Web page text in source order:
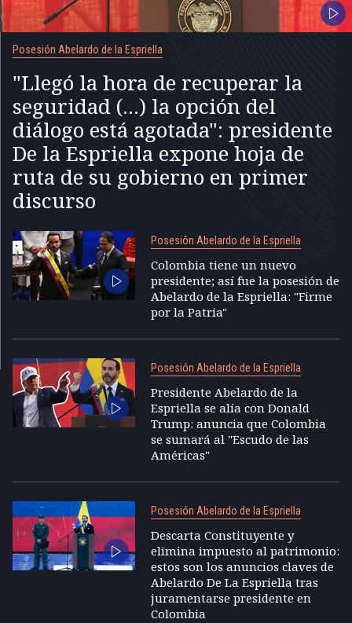
Posesión Abelardo de la Espriella
"Llegó la hora de recuperar la
seguridad (...) la opción del
diálogo está agotada": presidente
De la Espriella expone hoja de
ruta de su gobierno en primer
discurso
Posesión Abelardo de la Espriella
Colombia tiene un nuevo
presidente; así fue la posesión de
Abelardo de la Espriella: "Firme
por la Patria"
Posesión Abelardo de la Espriella
Presidente Abelardo de la
Espriella se alía con Donald
Trump: anuncia que Colombia
se sumará al "Escudo de las
Américas"
Posesión Abelardo de la Espriella
Descarta Constituyente y
elimina impuesto al patrimonio:
estos son los anuncios claves de
Abelardo De La Espriella tras
juramentarse presidente en
Colombia